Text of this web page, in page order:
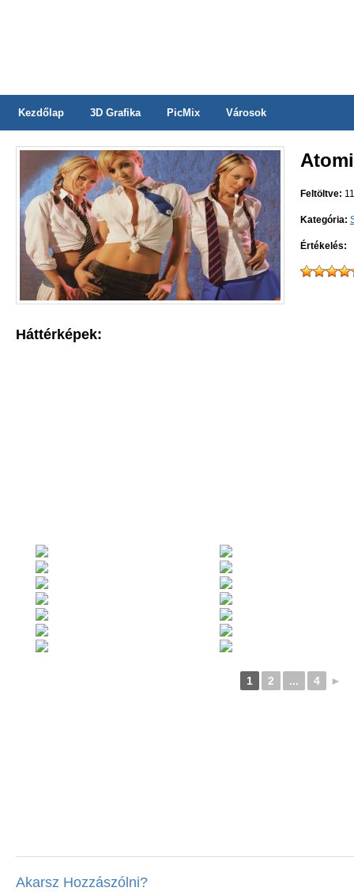
Kezdőlap 3D Grafika PicMix Városok
Feltöltve:
Kategória:
Értékelés:
Háttérképek:
1 2 ... 4 ►
Akarsz Hozzászólni?